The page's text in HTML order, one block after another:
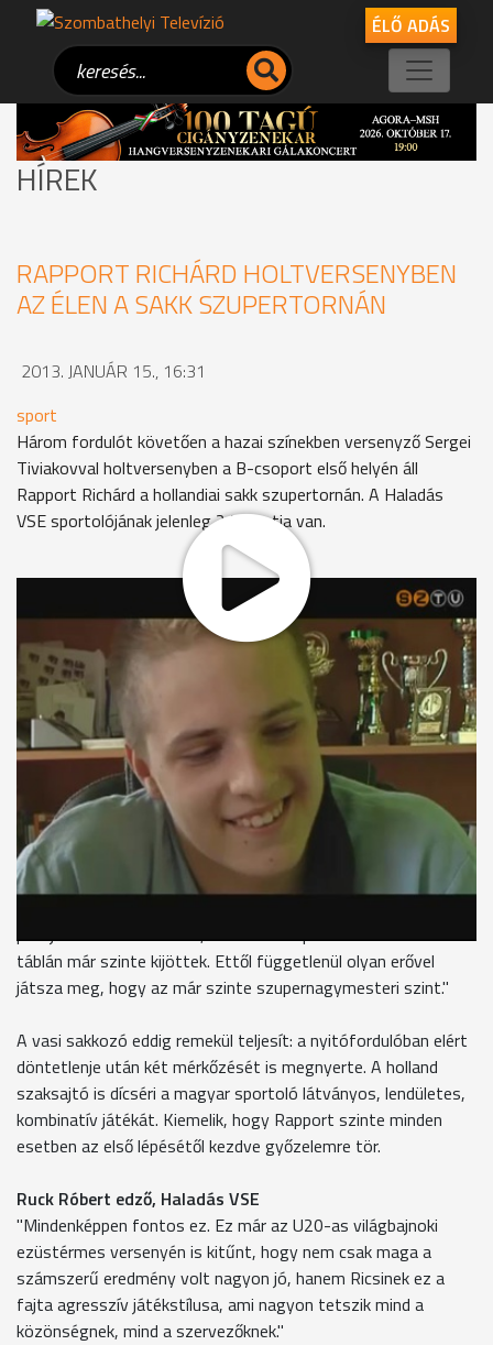
ÉLŐ ADÁS
HÍREK
RAPPORT RICHÁRD HOLTVERSENYBEN
AZ ÉLEN A SAKK SZUPERTORNÁN
2013. JANUÁR 15., 16:31
sport
Három fordulót követően a hazai színekben versenyző Sergei
Tiviakovval holtversenyben a B-csoport első helyén áll
Rapport Richárd a hollandiai sakk szupertornán. A Haladás
VSE sportolójának jelenleg 2,5 pontja van.
A hollandiai Wijk ann Zeeben szombaton kezdődött meg az a
sakk szupertorna, melynek B-csoportjában szerepel Rapport
Richárd. A Haladás VSE 17 esztendős nemzetközi
nagymestere eddig a holland Robin van Kampen és Spike
Ernst, valamint a francia Romain Edouard ellen ült asztalhoz.
A vasi sakkozó három fordulót követően minden előzetes
várakozást felülmúlva 2,5 ponttal rendelkezik.
Rapport Tamás menedzser
"Én azt gondolom, hogy Ricsi nagyon erős. Aki a partikat
élőben követi, azt láthatja, hogy hogyan játszik időelőnyben
és időzavarban is. Tahát a küzdelem részében nagyon erős. Én
táblán már szinte kijöttek. Ettől függetlenül olyan erővel
játsza meg, hogy az már szinte szupernagymesteri szint."
A vasi sakkozó eddig remekül teljesít: a nyitófordulóban elért
döntetlenje után két mérkőzését is megnyerte. A holland
szaksajtó is dícséri a magyar sportoló látványos, lendületes,
kombinatív játékát. Kiemelik, hogy Rapport szinte minden
esetben az első lépésétől kezdve győzelemre tör.
Ruck Róbert edző, Haladás VSE
"Mindenképpen fontos ez. Ez már az U20-as világbajnoki
ezüstérmes versenyén is kitűnt, hogy nem csak maga a
számszerű eredmény volt nagyon jó, hanem Ricsinek ez a
fajta agresszív játékstílusa, ami nagyon tetszik mind a
közönségnek, mind a szervezőknek."